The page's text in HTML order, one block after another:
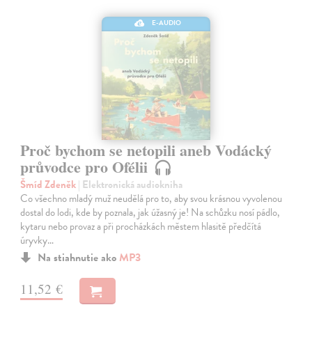
E-AUDIO
Proč bychom se netopili aneb Vodácký
průvodce pro Ofélii
Šmíd Zdeněk| Elektronická audiokniha
Co všechno mladý muž neudělá pro to, aby svou krásnou vyvolenou
dostal do lodi, kde by poznala, jak úžasný je! Na schůzku nosí pádlo,
kytaru nebo provaz a při procházkách městem hlasitě předčítá
úryvky…
Na stiahnutie ako MP3
11,52 €